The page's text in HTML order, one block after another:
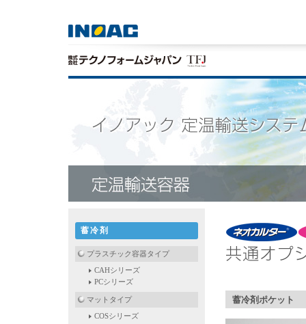
蓄冷剤ポケット
蓄冷剤
プラスチック容器タイプ
CAHシリーズ
PCシリーズ
マットタイプ
COSシリーズ